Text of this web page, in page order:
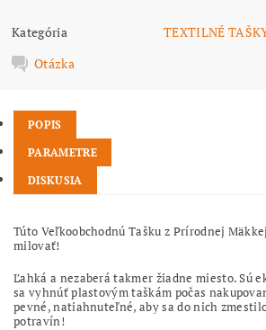
Kategória
TEXTILNÉ
Otázka
POPIS
PARAMETRE
DISKUSIA
Túto Veľkoobchodnú Tašku z Prírodnej
milovať!
Ľahká a nezaberá takmer žiadne miesto. Sú
sa vyhnúť plastovým taškám počas
pevné, natiahnuteľné, aby sa do nich
potravín!